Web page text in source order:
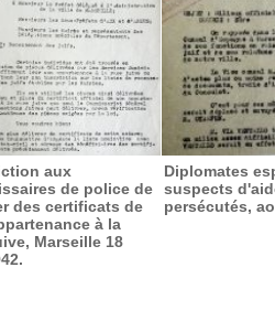
aux
de police de
des certificats de
à la
Marseille 18
Diplomates
suspects
persécutés,